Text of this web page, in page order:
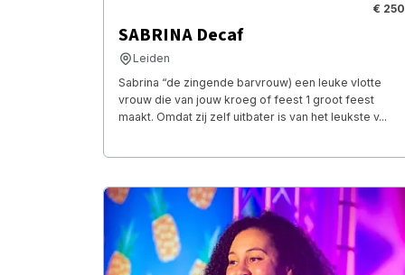
€ 250
SABRINA Decaf
Leiden
Sabrina “de zingende barvrouw) een leuke vlotte
vrouw die van jouw kroeg of feest 1 groot feest
maakt. Omdat zij zelf uitbater is van het leukste v...